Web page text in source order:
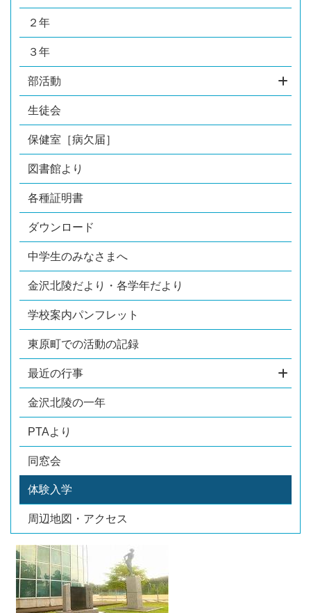
２年
３年
部活動
生徒会
保健室［病欠届］
図書館より
各種証明書
ダウンロード
中学生のみなさまへ
金沢北陵だより・各学年だより
学校案内パンフレット
東原町での活動の記録
最近の行事
金沢北陵の一年
PTAより
同窓会
体験入学
周辺地図・アクセス